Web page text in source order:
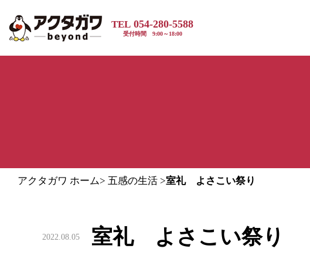
TEL 054-280-5588
受付時間 9:00～18:00
アクタガワ ホーム> 五感の生活 >室礼 よさこい祭り
2022.08.05 室礼 よさこい祭り